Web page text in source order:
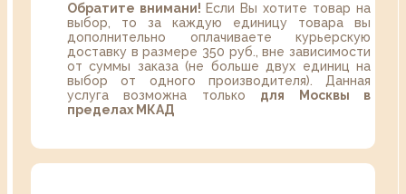
Обратите внимани! Если Вы хотите товар на
выбор, то за каждую единицу товара вы
дополнительно оплачиваете курьерскую
доставку в размере 350 руб., вне зависимости
от суммы заказа (не больше двух единиц на
выбор от одного производителя). Данная
услуга возможна только для Москвы в
пределах МКАД